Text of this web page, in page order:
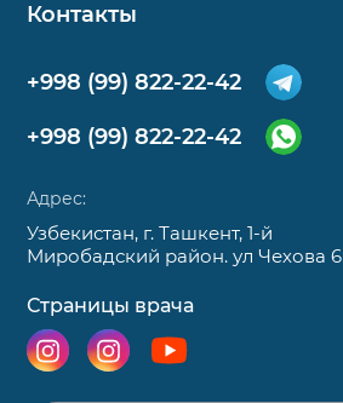
Контакты
+998 (99) 822-22-42
+998 (99) 822-22-42
Адрес:
Узбекистан, г. Ташкент, 1-й
Миробадский район. ул Чехова 6
Страницы врача